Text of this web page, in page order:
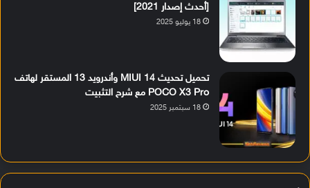
[أحدث إصدار 2021]
18 يوليو 2025
تحميل تحديث MIUI 14 وأندرويد 13 المستقر لهاتف
POCO X3 Pro مع شرح التثبيت
18 سبتمبر 2025